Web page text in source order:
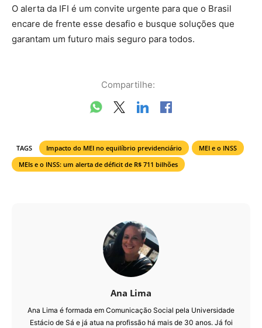
O alerta da IFI é um convite urgente para que o Brasil
encare de frente esse desafio e busque soluções que
garantam um futuro mais seguro para todos.
Compartilhe:
TAGS Impacto do MEI no equilíbrio previdenciário
MEI e o INSS
MEIs e o INSS: um alerta de déficit de R$ 711 bilhões
Ana Lima
Ana Lima é formada em Comunicação Social pela Universidade
Estácio de Sá e já atua na profissão há mais de 30 anos. Já foi